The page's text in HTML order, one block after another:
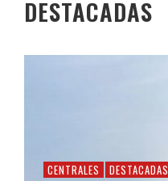
DESTACADAS
CENTRALES DESTACADAS